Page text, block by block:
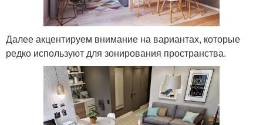
Далее акцентируем внимание на вариантах, которые
редко используют для зонирования пространства.